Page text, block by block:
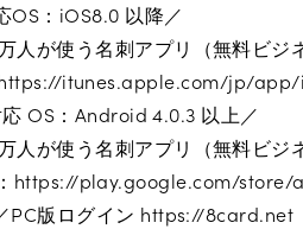
OS：iOS8.0 以降／
人が使う名刺アプリ（無料ビジ
itunes.apple.com/jp/app/
OS：Android 4.0.3 以上／
人が使う名刺アプリ（無料ビジ
https://play.google.com/
PC版ログイン https://8card.net